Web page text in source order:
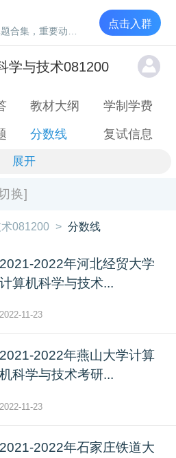
点击入群
学与技术081200
教材大纲 学制学费
分数线 复试信息
展开
换]
081200 > 分数线
2021-2022年河北经贸大学
计算机科学与技术...
2022-11-23
2021-2022年燕山大学计算
机科学与技术考研...
2022-11-23
2021-2022年石家庄铁道大